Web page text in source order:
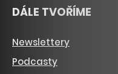
DÁLE TVOŘÍME
Newslettery
Podcasty